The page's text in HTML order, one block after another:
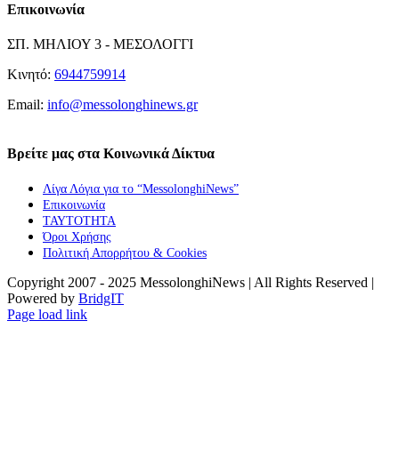
Επικοινωνία
ΣΠ. ΜΗΛΙΟΥ 3 - ΜΕΣΟΛΟΓΓΙ
Κινητό: 6944759914
Email: info@messolonghinews.gr
Βρείτε μας στα Κοινωνικά Δίκτυα
Λίγα Λόγια για το “MessolonghiNews”
Επικοινωνία
ΤΑΥΤΟΤΗΤΑ
Όροι Χρήσης
Πολιτική Απορρήτου & Cookies
Copyright 2007 - 2025 MessolonghiNews | All Rights Reserved |
Powered by BridgIT
YouTube
Facebook
Instagram
Page load link